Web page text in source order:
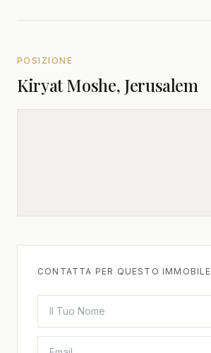
POSIZIONE
Kiryat Moshe, Jerusalem
CONTATTA PER QUESTO IMMOBILE